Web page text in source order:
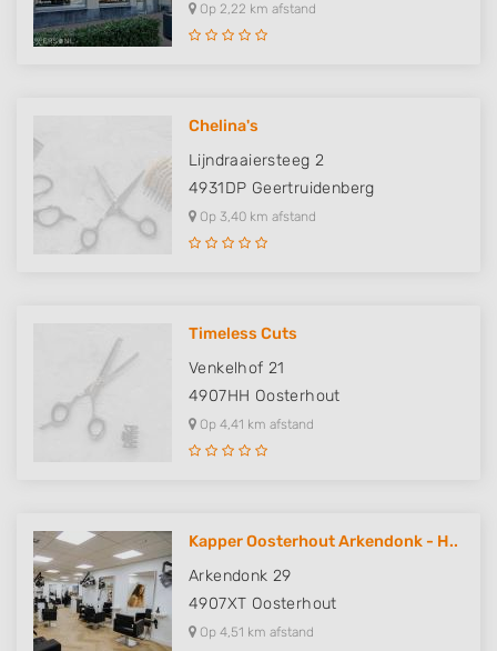
Op 2,22 km afstand
Chelina's
Lijndraaiersteeg 2
4931DP Geertruidenberg
Op 3,40 km afstand
Timeless Cuts
Venkelhof 21
4907HH Oosterhout
Op 4,41 km afstand
Kapper Oosterhout Arkendonk - H..
Arkendonk 29
4907XT Oosterhout
Op 4,51 km afstand